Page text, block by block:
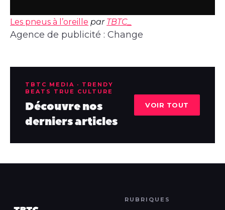
Les pneus à l’oreille par TBTC_
Agence de publicité : Change
TBTC MEDIA · TRENDY
BEATS TRUE CULTURE
Découvre nos
derniers articles
VOIR TOUT
RUBRIQUES